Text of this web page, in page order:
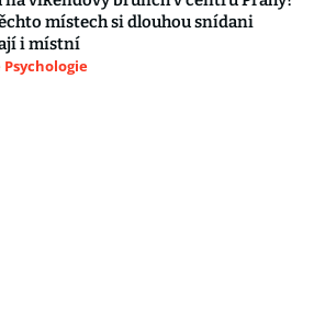
místech si dlouhou snídani
i místní
Psychologie